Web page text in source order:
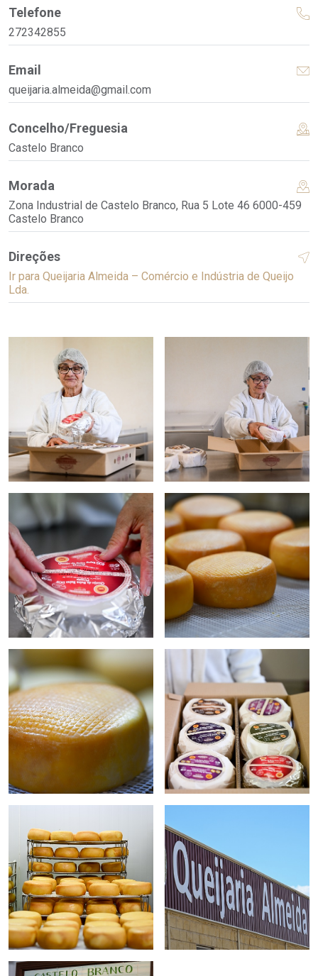
Telefone
272342855
Email
queijaria.almeida@gmail.com
Concelho/Freguesia
Castelo Branco
Morada
Zona Industrial de Castelo Branco, Rua 5 Lote 46 6000-459
Castelo Branco
Direções
Ir para Queijaria Almeida – Comércio e Indústria de Queijo
Lda.